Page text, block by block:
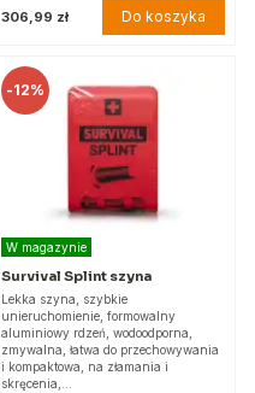
306,99 zł Do koszyka
-12%
W magazynie
Survival Splint szyna
Lekka szyna, szybkie
unieruchomienie, formowalny
aluminiowy rdzeń, wodoodporna,
zmywalna, łatwa do przechowywania
i kompaktowa, na złamania i
skręcenia,…